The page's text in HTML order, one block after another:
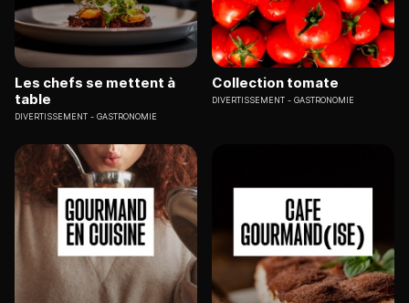
Les chefs se mettent à
table
DIVERTISSEMENT GASTRONOMIE
Collection tomate
DIVERTISSEMENT GASTRONOMIE